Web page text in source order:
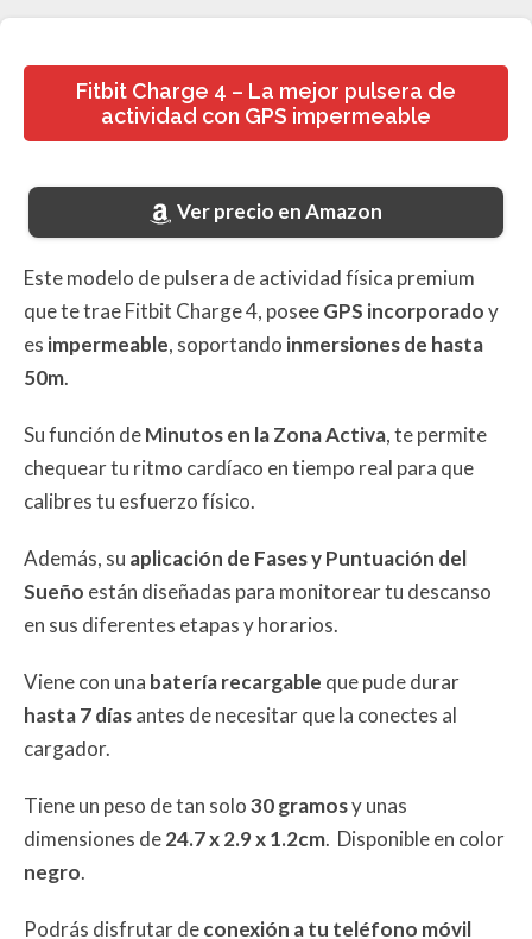
Fitbit Charge 4 – La mejor pulsera de
actividad con GPS impermeable
Ver precio en Amazon
Este modelo de pulsera de actividad física premium
que te trae Fitbit Charge 4, poseeGPS incorporadoy
es impermeable, soportando inmersiones de hasta
50m.
Su función deMinutos en la Zona Activa, te permite
chequear tu ritmo cardíaco en tiempo real para que
calibres tu esfuerzo físico.
Además, su aplicación de Fases y Puntuación del
Sueño están diseñadas para monitorear tu descanso
en sus diferentes etapas y horarios.
Viene con una batería recargable que pude durar
hasta 7 díasantes de necesitar que la conectes al
cargador.
Tiene un peso de tan solo30 gramosy unas
dimensiones de24.7 x 2.9 x 1.2cm. Disponible en color
negro.
Podrás disfrutar deconexión a tu teléfono móvil